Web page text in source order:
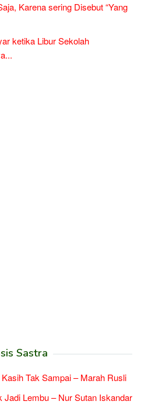
Karena sering Disebut “Yang
ketika Libur Sekolah
Sastra
Tak Sampai – Marah Rusli
Lembu – Nur Sutan Iskandar